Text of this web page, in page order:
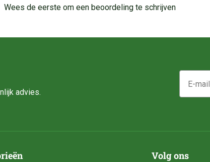
Wees de eerste om een beoordeling te schrijven
advies.
E-mail
Volg ons